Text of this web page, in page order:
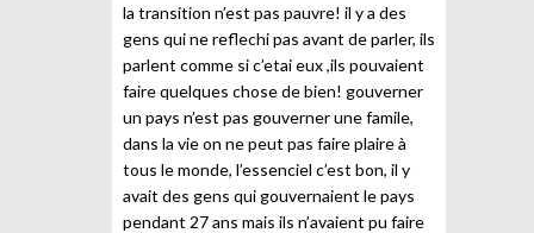
la transition n’est pas pauvre! il y a des
gens qui ne reflechi pas avant de parler, ils
parlent comme si c’etai eux ,ils pouvaient
faire quelques chose de bien! gouverner
un pays n’est pas gouverner une famile,
dans la vie on ne peut pas faire plaire à
tous le monde, l’essenciel c’est bon, il y
avait des gens qui gouvernaient le pays
pendant 27 ans mais ils n’avaient pu faire